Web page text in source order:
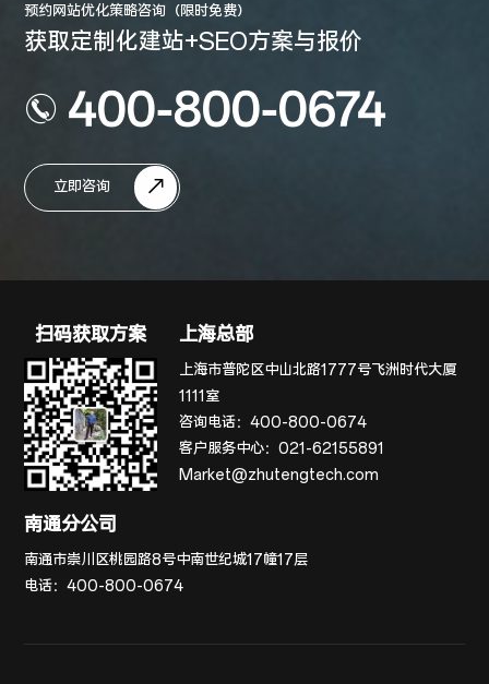
预约网站优化策略咨询（限时免费）
获取定制化建站+SEO方案与报价
400-800-0674
立即咨询
扫码获取方案 上海总部
上海市普陀区中山北路1777号飞洲时代大厦
1111室
咨询电话：400-800-0674
客户服务中心：021-62155891
Market@zhutengtech.com
南通分公司
南通市崇川区桃园路8号中南世纪城17幢17层
电话：400-800-0674